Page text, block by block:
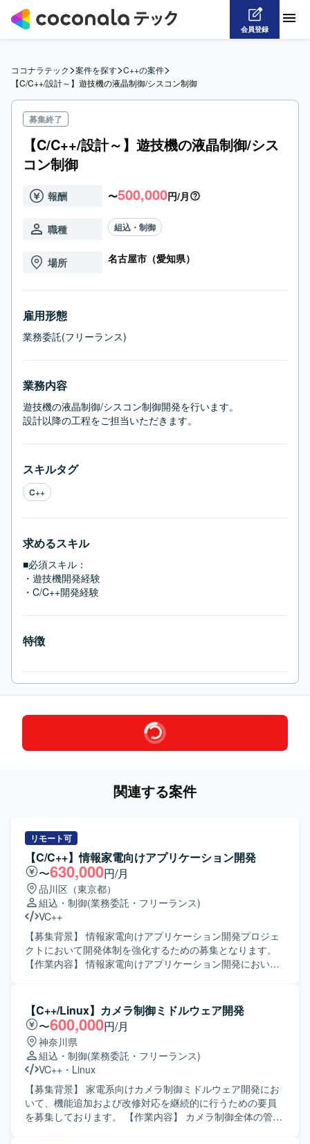
会員登録
ココナラテック>案件を探す>C++の案件>
【C/C++/設計～】遊技機の液晶制御/シスコン制御
募集終了
【C/C++/設計～】遊技機の液晶制御/シス
コン制御
報酬 〜500,000円/月
職種 組込・制御
場所 名古屋市（愛知県）
雇用形態
業務委託(フリーランス)
業務内容
遊技機の液晶制御/シスコン制御開発を行います。
設計以降の工程をご担当いただきます。
スキルタグ
C++
求めるスキル
■必須スキル：
・遊技機開発経験
・C/C++開発経験
特徴
関連する案件
リモート可
【C/C++】情報家電向けアプリケーション開発
〜630,000円/月
品川区（東京都）
組込・制御(業務委託・フリーランス)
VC++
【募集背景】 情報家電向けアプリケーション開発プロジェ
クトにおいて開発体制を強化するための募集となります。
【作業内容】 情報家電向けアプリケーション開発におい
修正も行っていただきます。 【求める人物像】 コミュニケ
ーションを取りながら協調して作業を進められる方を求め
ております。自ら課題を見つけ主体的に行動しながら品質
向上に取り組んでいただける方が望ましいです。 【ポジシ
ョンの魅力】 情報家電向けのプロダクト開発に携わること
で、ユーザーに近い領域での開発経験を積むことができま
す。C/C++を用いた開発スキルに加え、リアルタイム通信や
Audio処理などの知識を身に付ける機会があります。 【開発
環境】 C/C++、Visual Studio、GitHub（Git）などを用いた
【C++/Linux】カメラ制御ミドルウェア開発
〜600,000円/月
神奈川県
組込・制御(業務委託・フリーランス)
VC++ ・ Linux
【募集背景】 家電系向けカメラ制御ミドルウェア開発にお
いて、機能追加および改修対応を継続的に行うための要員
を募集しております。 【作業内容】 カメラ制御全体の管